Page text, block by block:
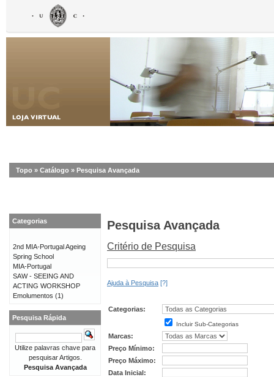
Topo » Catálogo » Pesquisa Avançada
Pesquisa Avançada
Critério de Pesquisa
Ajuda à Pesquisa [?]
Categorias:
Incluir Sub-Categorias
Marcas:
Preço Mínimo:
Preço Máximo:
Data Inicial:
Categorias
2nd MIA-Portugal Ageing
Spring School
MIA-Portugal
SAW - SEEING AND
ACTING WORKSHOP
Emolumentos (1)
Pesquisa Rápida
Utilize palavras chave para
pesquisar Artigos.
Pesquisa Avançada